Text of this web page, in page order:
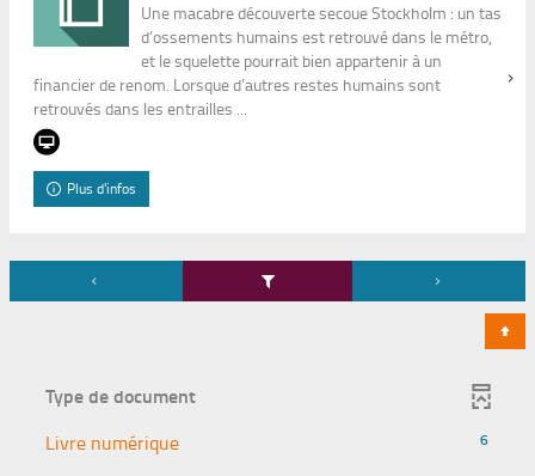
Une macabre découverte secoue Stockholm : un tas
d’ossements humains est retrouvé dans le métro,
et le squelette pourrait bien appartenir à un
financier de renom. Lorsque d’autres restes humains sont
retrouvés dans les entrailles ...
Plus d'infos
Type de document
Livre numérique 6
-